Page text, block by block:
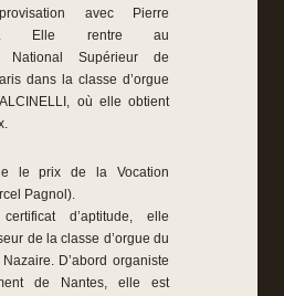
avec Pierre
Elle rentre au
National Supérieur de
dans la classe d’orgue
où elle obtient
le prix de la Vocation
Pagnol).
d’aptitude, elle
de la classe d’orgue du
D’abord organiste
de Nantes, elle est